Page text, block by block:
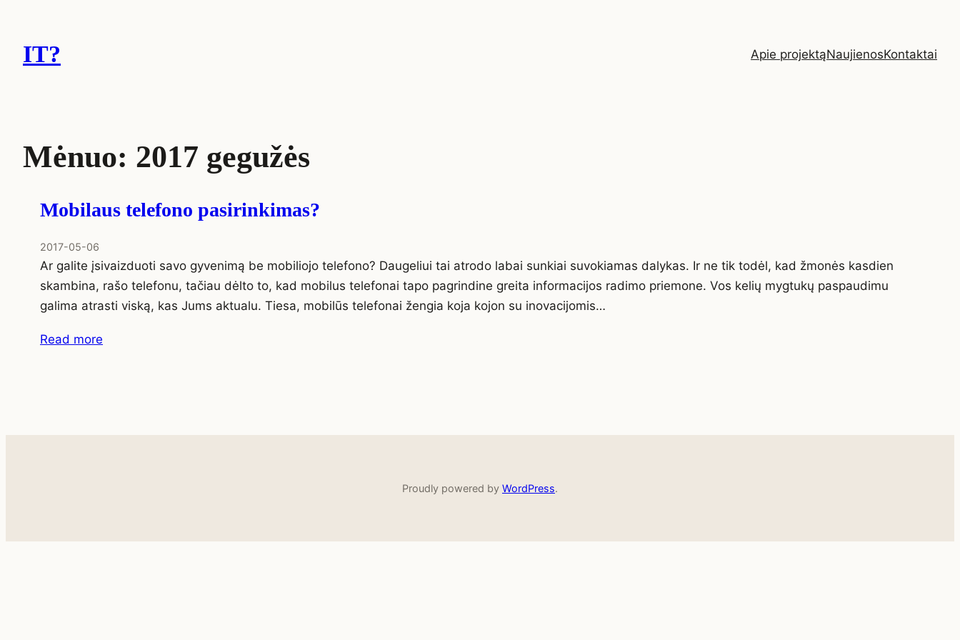
turinioIT? Apie projektąNaujienosKontaktai
Mėnuo: 2017 gegužės
Mobilaus telefono pasirinkimas?
2017-05-06
Ar galite įsivaizduoti savo gyvenimą be mobiliojo telefono? Daugeliui tai atrodo labai sunkiai suvokiamas dalykas. Ir ne tik todėl, kad žmonės kasdien
skambina, rašo telefonu, tačiau dėlto to, kad mobilus telefonai tapo pagrindine greita informacijos radimo priemone. Vos kelių mygtukų paspaudimu
galima atrasti viską, kas Jums aktualu. Tiesa, mobilūs telefonai žengia koja kojon su inovacijomis…
Read more
Proudly powered by WordPress.